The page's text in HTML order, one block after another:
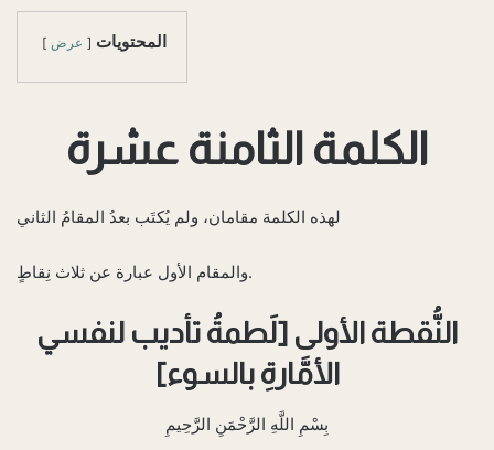
المحتويات عرض
والمقام الأول عبارة عن ثلاث نِقاطٍ.‌
النُّقطة الأولى‌ [لَطمةُ تأديب لنفسي
الأمَّارةِ بالسوء]
بِسْمِ اللَّهِ الرَّحْمَنِ الرَّحِيمِ